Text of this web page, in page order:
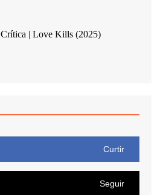
Crítica | Love Kills (2025)
Curtir
Seguir